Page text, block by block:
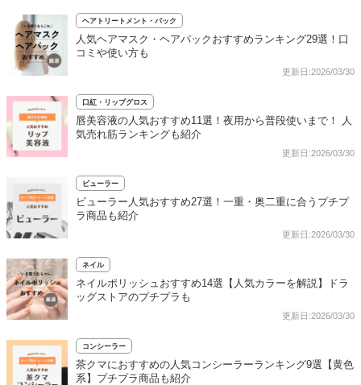
ヘアトリートメント・パック
人気ヘアマスク・ヘアパックおすすめランキング29選！口
コミや使い方も
更新日:2026/03/30
口紅・リップグロス
唇美容液の人気おすすめ11選！夜用から普段使いまで！ 人
気売れ筋ランキングも紹介
更新日:2026/03/30
ビューラー
ビューラー人気おすすめ27選！一重・奥二重に合うプチプ
ラ商品も紹介
更新日:2026/03/30
ネイル
ネイルポリッシュおすすめ14選【人気カラーを解説】ドラ
ッグストアのプチプラも
更新日:2026/03/30
コンシーラー
茶クマにおすすめの人気コンシーラーランキング9選【黄色
系】プチプラ商品も紹介